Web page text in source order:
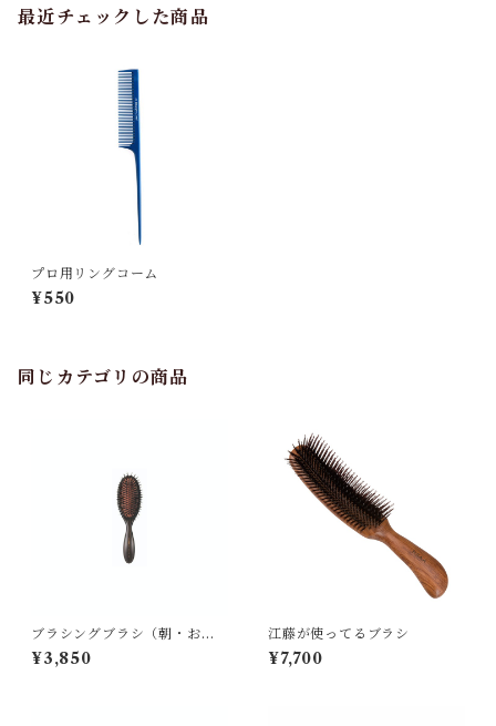
最近チェックした商品
プロ用リングコーム
¥550
同じカテゴリの商品
ブラシングブラシ（朝・おや
すみ前用）
¥3,850
江藤が使ってるブラシ
¥7,700